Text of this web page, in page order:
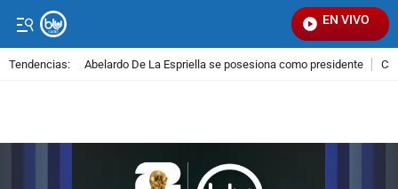
EN VIVO
Tendencias: Abelardo De La Espriella se posesiona como presidente